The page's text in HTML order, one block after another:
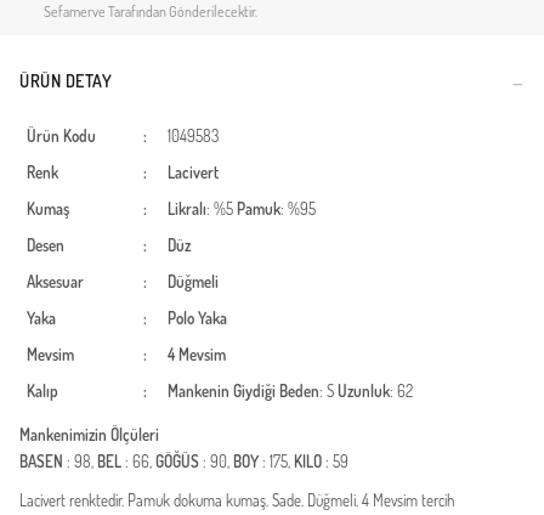
Sefamerve Tarafından Gönderilecektir.
ÜRÜN DETAY
Ürün Kodu :
1049583
Renk
:
Lacivert
Kumaş
: Likralı: %5 Pamuk: %95
Desen
:
Düz
Aksesuar
:
Düğmeli
Yaka
:
Polo Yaka
Mevsim
:
4 Mevsim
Kalıp
: Mankenin Giydiği Beden: SUzunluk: 62
Mankenimizin Ölçüleri
BASEN : 98, BEL: 66,GÖĞÜS: 90, BOY: 175, KILO: 59
Lacivert renktedir. Pamuk dokuma kumaş. Sade. Düğmeli. 4 Mevsim tercih